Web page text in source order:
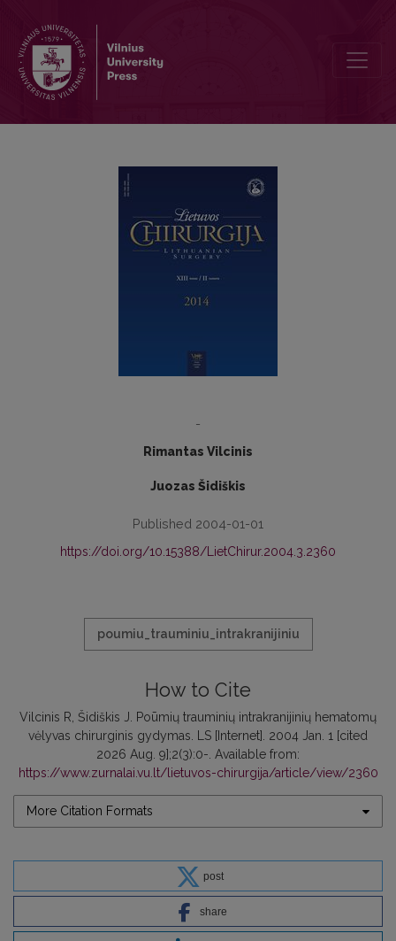
-
Rimantas Vilcinis
Juozas Šidiškis
Published 2004-01-01
https://doi.org/10.15388/LietChirur.2004.3.2360
poumiu_trauminiu_intrakranijiniu
How to Cite
Vilcinis R, Šidiškis J. Poūmių trauminių intrakranijinių hematomų
vėlyvas chirurginis gydymas. LS [Internet]. 2004 Jan. 1 [cited
2026 Aug. 9];2(3):0-. Available from:
https://www.zurnalai.vu.lt/lietuvos-chirurgija/article/view/2360
More Citation Formats
post
share